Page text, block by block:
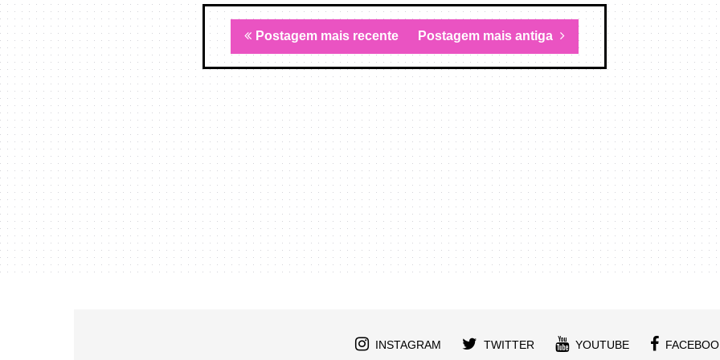
Postagem mais recente Postagem mais antiga
INSTAGRAM TWITTER YOUTUBE